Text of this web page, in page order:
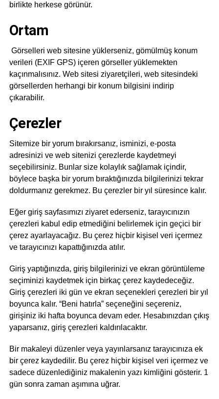
birlikte herkese görünür.
Ortam
Görselleri web sitesine yüklerseniz, gömülmüş konum
verileri (EXIF GPS) içeren görseller yüklemekten
kaçınmalısınız. Web sitesi ziyaretçileri, web sitesindeki
görsellerden herhangi bir konum bilgisini indirip
çıkarabilir.
Çerezler
Sitemize bir yorum bırakırsanız, isminizi, e-posta
adresinizi ve web sitenizi çerezlerde kaydetmeyi
seçebilirsiniz. Bunlar size kolaylık sağlamak içindir,
böylece başka bir yorum bıraktığınızda bilgilerinizi tekrar
doldurmanız gerekmez. Bu çerezler bir yıl süresince kalır.
Eğer giriş sayfasımızı ziyaret ederseniz, tarayıcınızın
çerezleri kabul edip etmediğini belirlemek için geçici bir
çerez ayarlayacağız. Bu çerez hiçbir kişisel veri içermez
ve tarayıcınızı kapattığınızda atılır.
Giriş yaptığınızda, giriş bilgilerinizi ve ekran görüntüleme
seçiminizi kaydetmek için birkaç çerez kaydedeceğiz.
Giriş çerezleri iki gün ve ekran seçenekleri çerezleri bir yıl
boyunca kalır. “Beni hatırla” seçeneğini seçereniz,
girişiniz iki hafta boyunca devam eder. Hesabınızdan çıkış
yaparsanız, giriş çerezleri kaldırılacaktır.
Bir makaleyi düzenler veya yayınlarsanız tarayıcınıza ek
bir çerez kaydedilir. Bu çerez hiçbir kişisel veri içermez ve
sadece düzenlediğiniz makalenin yazı kimliğini gösterir. 1
gün sonra zaman aşımına uğrar.